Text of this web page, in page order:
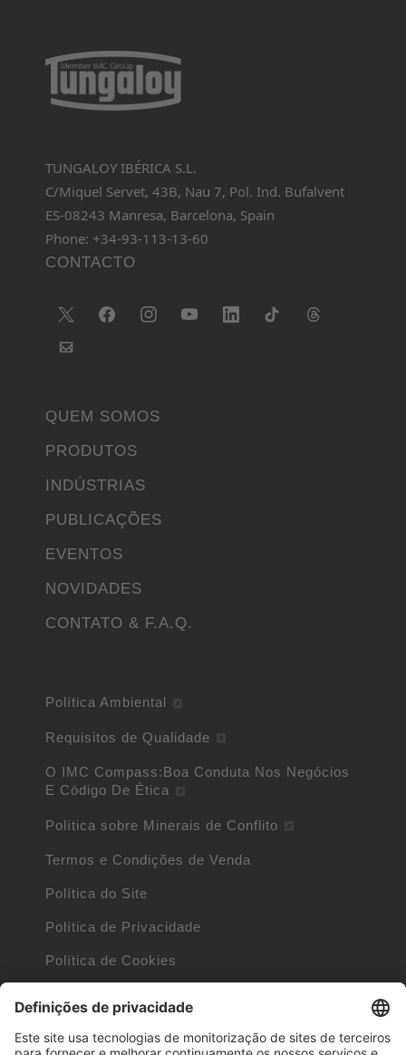
TUNGALOY IBÉRICA S.L.
C/Miquel Servet, 43B, Nau 7, Pol. Ind. Bufalvent
ES-08243 Manresa, Barcelona, Spain
Phone: +34-93-113-13-60
CONTACTO
QUEM SOMOS
PRODUTOS
INDÚSTRIAS
PUBLICAÇÕES
EVENTOS
NOVIDADES
CONTATO & F.A.Q.
Política Ambiental
Requisitos de Qualidade
O IMC Compass:Boa Conduta Nos Negócios
E Código De Ética
Política sobre Minerais de Conflito
Termos e Condições de Venda
Política do Site
Política de Privacidade
Política de Cookies